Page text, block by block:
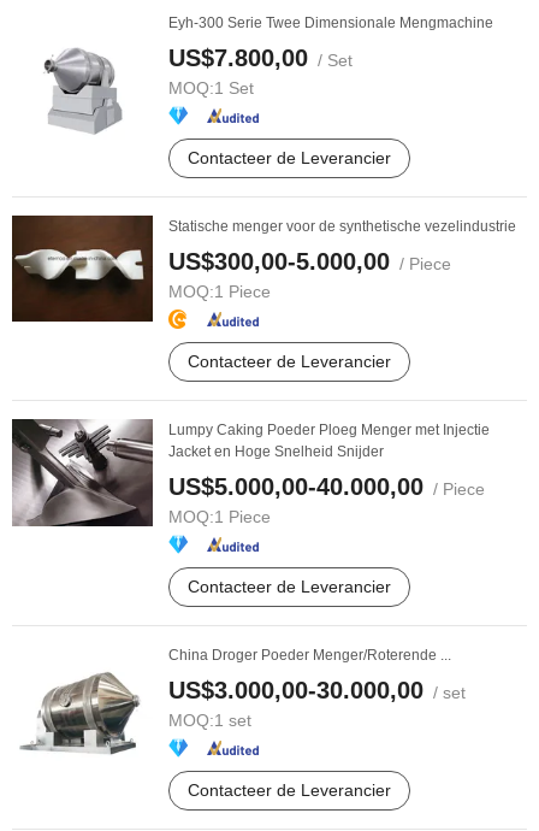
Eyh-300 Serie Twee Dimensionale Mengmachine
US$7.800,00 / Set
MOQ:1 Set
Contacteer de Leverancier
Statische menger voor de synthetische vezelindustrie
US$300,00-5.000,00 / Piece
MOQ:1 Piece
Contacteer de Leverancier
Lumpy Caking Poeder Ploeg Menger met Injectie
Jacket en Hoge Snelheid Snijder
US$5.000,00-40.000,00 / Piece
MOQ:1 Piece
Contacteer de Leverancier
China Droger Poeder Menger/Roterende ...
US$3.000,00-30.000,00 / set
MOQ:1 set
Contacteer de Leverancier